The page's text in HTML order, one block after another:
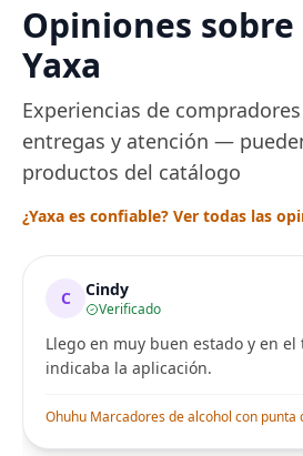
ajuste de temperatura
de Acero
Opiniones
Yaxa
Experiencias de
entregas y atención —
productos del catálogo
¿Yaxa es confiable? Ver todas las
C Cindy
Verificado
Llego en muy buen estado y en
indicaba la aplicación.